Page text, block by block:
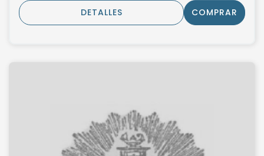
DETALLES COMPRAR